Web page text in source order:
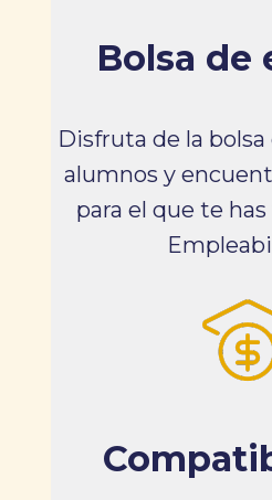
Bolsa de
Disfruta de la
alumnos y
para el que te